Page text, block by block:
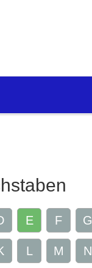
E F G
L M N